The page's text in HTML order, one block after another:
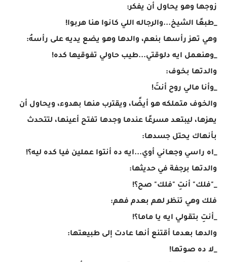
زوجها وهو يحاول أن يفكر:
_طبعًا الشيخ...والرجاله اللي كانوا هنا هربوا!
وهي تهز رأسها بنعم، والدها وهو يضع يديه على رأسهُ:
_وهنعمل ايه دلوقتي...طيب حاولي تفوقيها كده!
والدتها بخوف:
_وأنا مالي روح أنتَ!
والخوف متملكه هو أيضًا، ويقترب منها بهدوء، ويحاول أن
يهزها، ليبتعد مسرعًا عندما وجدها تفتح أعينها، لتتحدث
بأنهاك يحتل جسدها:
_اه راسي وجعاني أوي...ايه ده أنتوا عملين فيا كده ليه؟!
والدتها برجفة في حديثها:
_"فلك" أنتِ "فلك" صح؟!
فلك وهي تنظر لهم بعدم فهم:
_أنتِ بتقولي ايه يا ماما؟!
والدها بعدما أقتنع أنها عادت إلى طبيعتها:
_لا ده صوتها!